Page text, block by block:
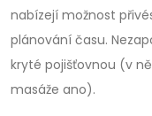
nabízejí možnost
plánování času.
kryté pojišťovnou (v
masáže ano).